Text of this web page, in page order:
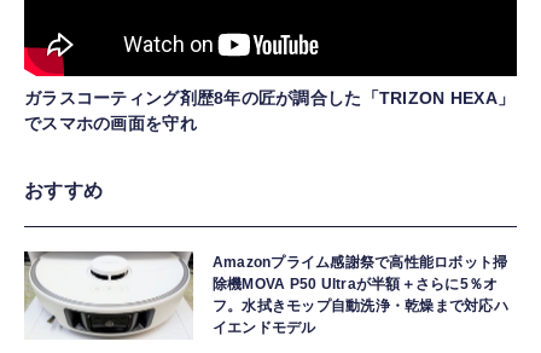
ガラスコーティング剤歴8年の匠が調合した「TRIZON HEXA」
でスマホの画面を守れ
おすすめ
Amazonプライム感謝祭で高性能ロボット掃
除機MOVA P50 Ultraが半額＋さらに5％オ
フ。水拭きモップ自動洗浄・乾燥まで対応ハ
イエンドモデル